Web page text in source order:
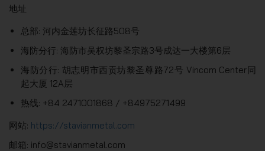
地址
总部: 河内金莲坊长征路508号
海防分行: 海防市吴权坊黎圣宗路3号成达一大楼第6层
海防分行: 胡志明市西贡坊黎圣尊路72号 Vincom Center同
起大厦 12A层
热线: +84 2471001868 / +84975271499
网站: https://stavianmetal.com
邮箱: info@stavianmetal.com